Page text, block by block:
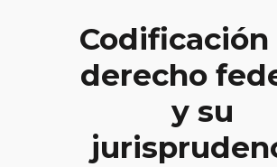
Codificación
derecho
y su